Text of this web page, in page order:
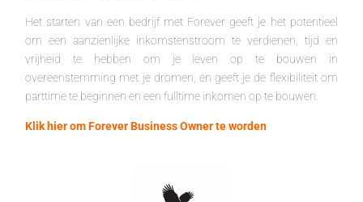
Het starten van een bedrijf met Forever geeft je het potentieel
om een aanzienlijke inkomstenstroom te verdienen, tijd en
vrijheid te hebben om je leven op te bouwen in
overeenstemming met je dromen, en geeft je de flexibiliteit om
parttime te beginnen en een fulltime inkomen op te bouwen.
Klik hier om Forever Business Owner te worden